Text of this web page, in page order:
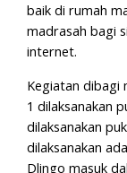
baik di rumah
madrasah bagi
internet.
Kegiatan dibagi
1 dilaksanakan
dilaksanakan
dilaksanakan
Dlingo masuk